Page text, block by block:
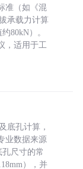
准（如《混
承载力计算
80kN）。
，适用于工
底孔计算，
业数据来源
孔尺寸的常
），并